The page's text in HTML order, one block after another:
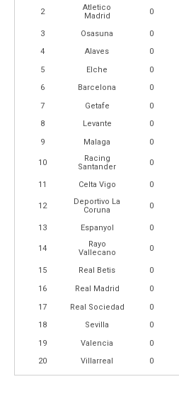
2
Atletico
Madrid
0
3 Osasuna 0
4
Alaves 0
5
Elche 0
6
Barcelona 0
7
Getafe 0
8
Levante 0
9
Malaga 0
10
Racing
Santander
0
11 Celta Vigo 0
12
Deportivo La
Coruna
0
13 Espanyol 0
14
Rayo
Vallecano
0
15 Real Betis 0
16
Real Madrid 0
17
Real Sociedad 0
18
Sevilla 0
19
Valencia 0
20
Villarreal 0